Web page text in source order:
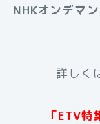
NHKオンデマ
詳しく
「ETV